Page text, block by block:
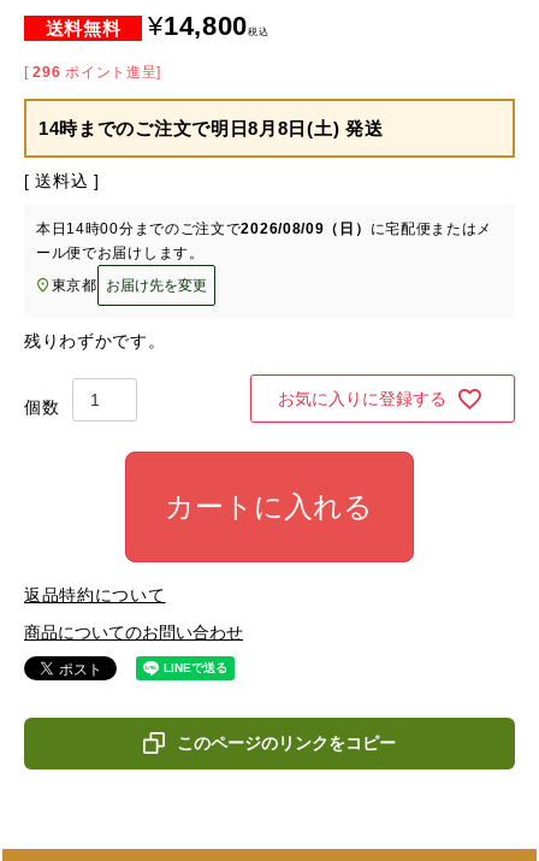
¥14,800税込
[ 296 ポイント進呈]
14時までのご注文で明日8月8日(土) 発送
送料込
本日 14時00分 までのご注文で2026/08/09（日） に宅配便またはメ
ール便でお届けします。
東京都
お届け先を変更
残りわずかです。
お気に入りに登録する
カートに入れる
返品特約について
商品についてのお問い合わせ
このページのリンクをコピー